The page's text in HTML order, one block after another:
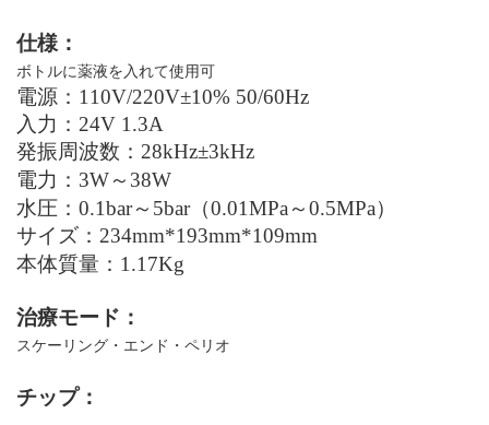
仕様：
ボトルに薬液を入れて使用可
電源：1 10V/220V±10% 50/60Hz
入力：24V 1.3A
発振周波数： 28kHz±3kHz
電力： 3W～38W
水圧： 0.1bar～ 5bar（0.01MPa ～0.5MPa）
サイズ： 234mm*193mm*109mm
本体質量： 1.17Kg
治療モード：
スケーリング・エンド・ペリオ
チップ：